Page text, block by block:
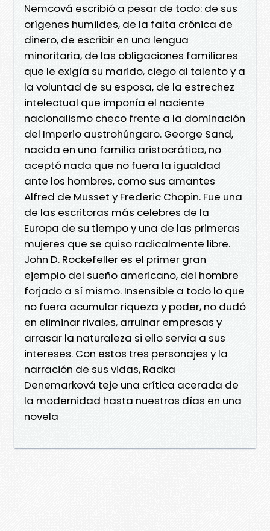
Nemcová escribió a pesar de todo: de sus
orígenes humildes, de la falta crónica de
dinero, de escribir en una lengua
minoritaria, de las obligaciones familiares
que le exigía su marido, ciego al talento y a
la voluntad de su esposa, de la estrechez
intelectual que imponía el naciente
nacionalismo checo frente a la dominación
del Imperio austrohúngaro. George Sand,
nacida en una familia aristocrática, no
aceptó nada que no fuera la igualdad
ante los hombres, como sus amantes
Alfred de Musset y Frederic Chopin. Fue una
de las escritoras más celebres de la
Europa de su tiempo y una de las primeras
mujeres que se quiso radicalmente libre.
John D. Rockefeller es el primer gran
ejemplo del sueño americano, del hombre
forjado a sí mismo. Insensible a todo lo que
no fuera acumular riqueza y poder, no dudó
en eliminar rivales, arruinar empresas y
arrasar la naturaleza si ello servía a sus
intereses. Con estos tres personajes y la
narración de sus vidas, Radka
Denemarková teje una crítica acerada de
la modernidad hasta nuestros días en una
novela